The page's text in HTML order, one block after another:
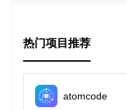
从社交应用的快速分享
调用，几乎任何需要唤
droid-intents都能大展身
社交分享
媒体处理
热门项目推荐
atomcode